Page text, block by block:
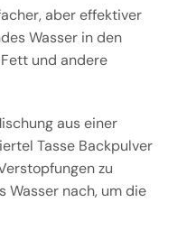
aber effektiver
Wasser in den
und andere
aus einer
Tasse Backpulver
zu
Wasser nach, um die